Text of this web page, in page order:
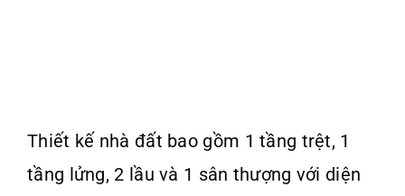
Thiết kế nhà đất bao gồm 1 tầng trệt, 1
tầng lửng, 2 lầu và 1 sân thượng với diện